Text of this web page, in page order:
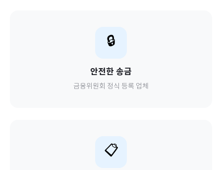
🔒
안전한 송금
금융위원회 정식 등록 업체
📋